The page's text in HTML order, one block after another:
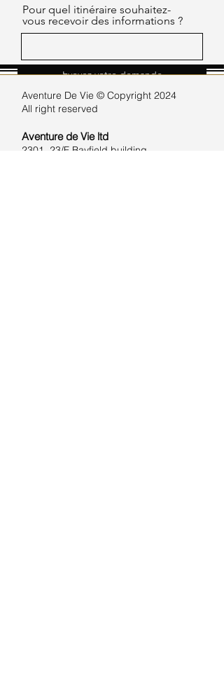
Pour quel itinéraire souhaitez-
vous recevoir des informations ?
Evoyez votre demande
Aventure De Vie © Copyright 2024
All right reserved
Aventure de Vieltd
2301, 23/F Bayfield building